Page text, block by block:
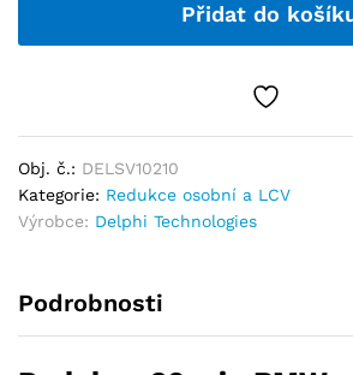
Přidat do
Obj. č.: DELSV10210
Kategorie: Redukce osobní a LCV
Výrobce: Delphi Technologies
Podrobnosti